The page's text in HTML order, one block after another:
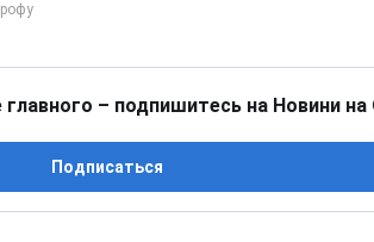
– подпишитесь на Новини на
Подписаться